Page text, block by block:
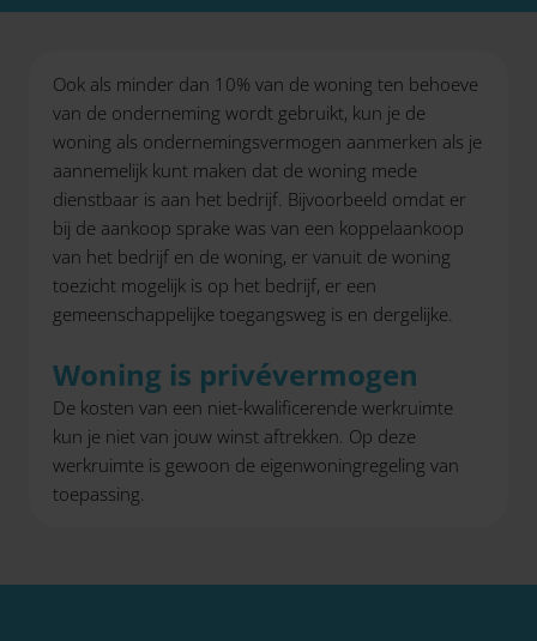
Ook als minder dan 10% van de woning ten behoeve
van de onderneming wordt gebruikt, kun je de
woning als ondernemingsvermogen aanmerken als je
aannemelijk kunt maken dat de woning mede
dienstbaar is aan het bedrijf. Bijvoorbeeld omdat er
bij de aankoop sprake was van een koppelaankoop
van het bedrijf en de woning, er vanuit de woning
toezicht mogelijk is op het bedrijf, er een
gemeenschappelijke toegangsweg is en dergelijke.
Woning is privévermogen
De kosten van een niet-kwalificerende werkruimte
kun je niet van jouw winst aftrekken. Op deze
werkruimte is gewoon de eigenwoningregeling van
toepassing.